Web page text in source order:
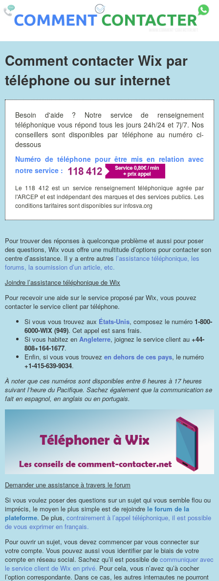
Comment contacter Wix par
téléphone ou sur internet
Besoin d'aide ? Notre service de renseignement
téléphonique vous répond tous les jours 24h/24 et 7j/7. Nos
conseillers sont disponibles par téléphone au numéro ci-
dessous
Numéro de téléphone pour être mis en relation avec
notre service :
Le 118 412 est un service renseignement téléphonique agrée par
l'ARCEP et est indépendant des marques et des services publics. Les
conditions tarifaires sont disponibles sur infosva.org
Pour trouver des réponses à quelconque problème et aussi pour poser
des questions, Wix vous offre une multitude d’options pour contacter son
centre d’assistance. Il y a entre autres l’assistance téléphonique, les
forums, la soumission d’un article, etc.
Joindre l’assistance téléphonique de Wix
Pour recevoir une aide sur le service proposé par Wix, vous pouvez
contacter le service client par téléphone.
Si vous vous trouvez aux États-Unis, composez le numéro 1-800-
6000-WIX (949). Cet appel est sans frais.
Si vous habitez en Angleterre, joignez le service client au +44-
808+164-1677.
Enfin, si vous vous trouvez en dehors de ces pays, le numéro
+1-415-639-9034.
À noter que ces numéros sont disponibles entre 6 heures à 17 heures
suivant l’heure du Pacifique. Sachez également que la communication se
fait en espagnol, en anglais ou en portugais.
Demander une assistance à travers le forum
Si vous voulez poser des questions sur un sujet qui vous semble flou ou
imprécis, le moyen le plus simple est de rejoindre le forum de la
plateforme. De plus, contrairement à l’appel téléphonique, il est possible
de vous exprimer en français.
Pour ouvrir un sujet, vous devez commencer par vous connecter sur
votre compte. Vous pouvez aussi vous identifier par le biais de votre
compte en réseau social. Sachez qu’il est possible de communiquer avec
le service client de Wix en privé. Pour cela, vous n’avez qu’à cocher
l’option correspondante. Dans ce cas, les autres internautes ne pourront